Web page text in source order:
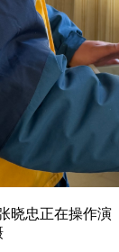
晓忠正在操作演